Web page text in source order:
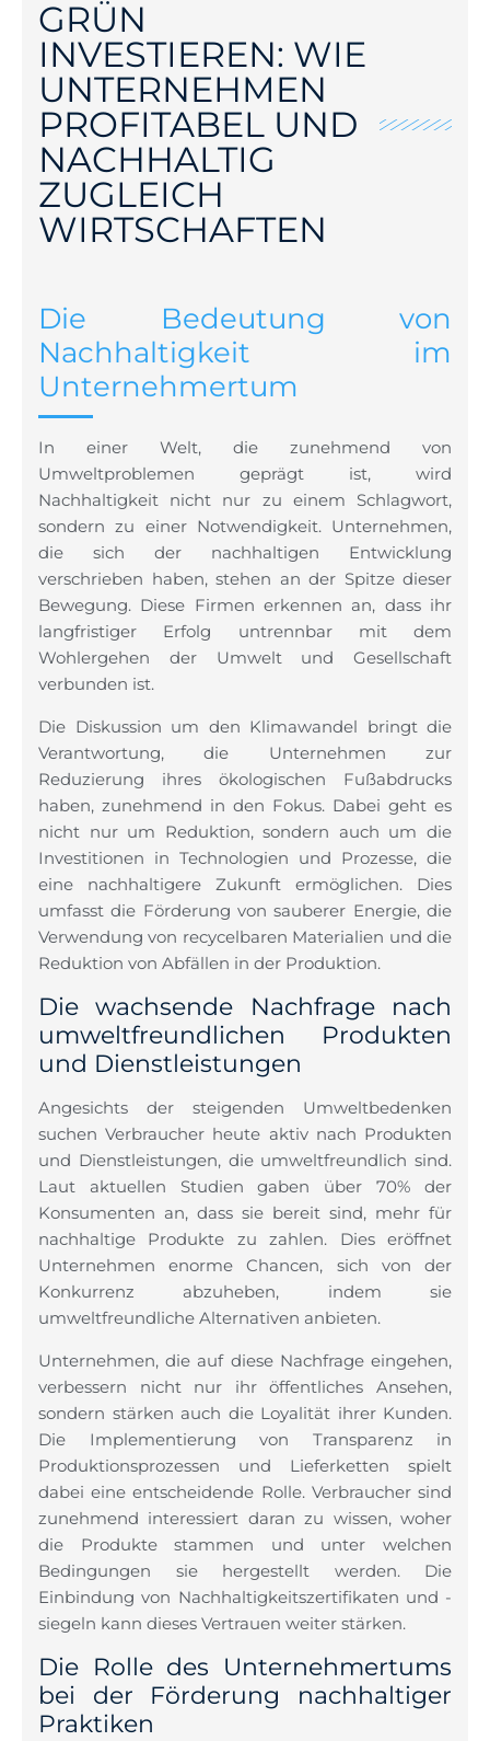
GRÜN
INVESTIEREN: WIE
UNTERNEHMEN
PROFITABEL UND
NACHHALTIG
ZUGLEICH
WIRTSCHAFTEN
Die Bedeutung von
Nachhaltigkeit im
Unternehmertum
In einer Welt, die zunehmend von
Umweltproblemen geprägt ist, wird
Nachhaltigkeit nicht nur zu einem Schlagwort,
sondern zu einer Notwendigkeit. Unternehmen,
die sich der nachhaltigen Entwicklung
verschrieben haben, stehen an der Spitze dieser
Bewegung. Diese Firmen erkennen an, dass ihr
langfristiger Erfolg untrennbar mit dem
Wohlergehen der Umwelt und Gesellschaft
verbunden ist.
Die Diskussion um den Klimawandel bringt die
Verantwortung, die Unternehmen zur
Reduzierung ihres ökologischen Fußabdrucks
haben, zunehmend in den Fokus. Dabei geht es
nicht nur um Reduktion, sondern auch um die
Investitionen in Technologien und Prozesse, die
eine nachhaltigere Zukunft ermöglichen. Dies
umfasst die Förderung von sauberer Energie, die
Verwendung von recycelbaren Materialien und die
Reduktion von Abfällen in der Produktion.
Die wachsende Nachfrage nach
umweltfreundlichen Produkten
und Dienstleistungen
Angesichts der steigenden Umweltbedenken
suchen Verbraucher heute aktiv nach Produkten
und Dienstleistungen, die umweltfreundlich sind.
Laut aktuellen Studien gaben über 70% der
Konsumenten an, dass sie bereit sind, mehr für
nachhaltige Produkte zu zahlen. Dies eröffnet
Unternehmen enorme Chancen, sich von der
Konkurrenz abzuheben, indem sie
umweltfreundliche Alternativen anbieten.
Unternehmen, die auf diese Nachfrage eingehen,
verbessern nicht nur ihr öffentliches Ansehen,
sondern stärken auch die Loyalität ihrer Kunden.
Die Implementierung von Transparenz in
Produktionsprozessen und Lieferketten spielt
dabei eine entscheidende Rolle. Verbraucher sind
zunehmend interessiert daran zu wissen, woher
die Produkte stammen und unter welchen
Bedingungen sie hergestellt werden. Die
Einbindung von Nachhaltigkeitszertifikaten und -
siegeln kann dieses Vertrauen weiter stärken.
Die Rolle des Unternehmertums
bei der Förderung nachhaltiger
Praktiken